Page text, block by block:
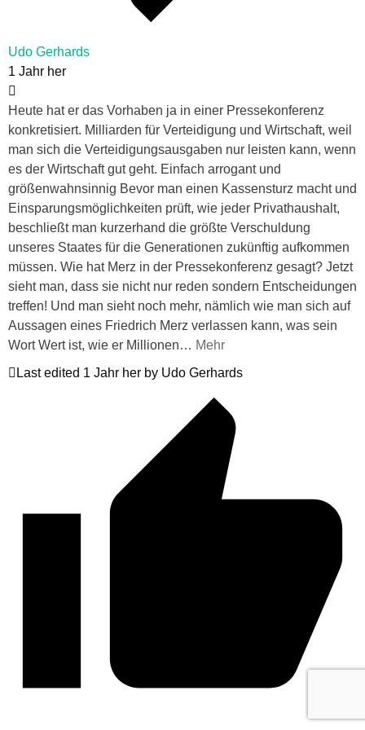
Udo Gerhards
1 Jahr her
Heute hat er das Vorhaben ja in einer Pressekonferenz
konkretisiert. Milliarden für Verteidigung und Wirtschaft, weil
man sich die Verteidigungsausgaben nur leisten kann, wenn
es der Wirtschaft gut geht. Einfach arrogant und
größenwahnsinnig Bevor man einen Kassensturz macht und
Einsparungsmöglichkeiten prüft, wie jeder Privathaushalt,
beschließt man kurzerhand die größte Verschuldung
unseres Staates für die Generationen zukünftig aufkommen
müssen. Wie hat Merz in der Pressekonferenz gesagt? Jetzt
sieht man, dass sie nicht nur reden sondern Entscheidungen
treffen! Und man sieht noch mehr, nämlich wie man sich auf
Aussagen eines Friedrich Merz verlassen kann, was sein
Wort Wert ist, wie er Millionen… Mehr
Last edited 1 Jahr her by Udo Gerhards